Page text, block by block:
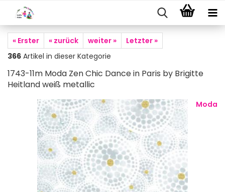
« Erster « zurück weiter »
Letzter »
366 Artikel in dieser Kategorie
1743-11m Moda Zen Chic Dance in Paris by Brigitte
Heitland weiß metallic
Moda